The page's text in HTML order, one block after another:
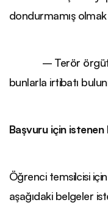
dondurmamış olmak
– Terör
bunlarla irtibatı
Başvuru için
Öğrenci temsilcisi
aşağıdaki belgeler